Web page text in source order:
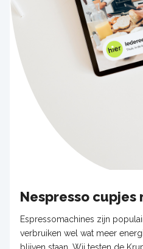
Nespresso cupjes
Espressomachines zijn
verbruiken wel wat meer
blijven staan. Wij testen de